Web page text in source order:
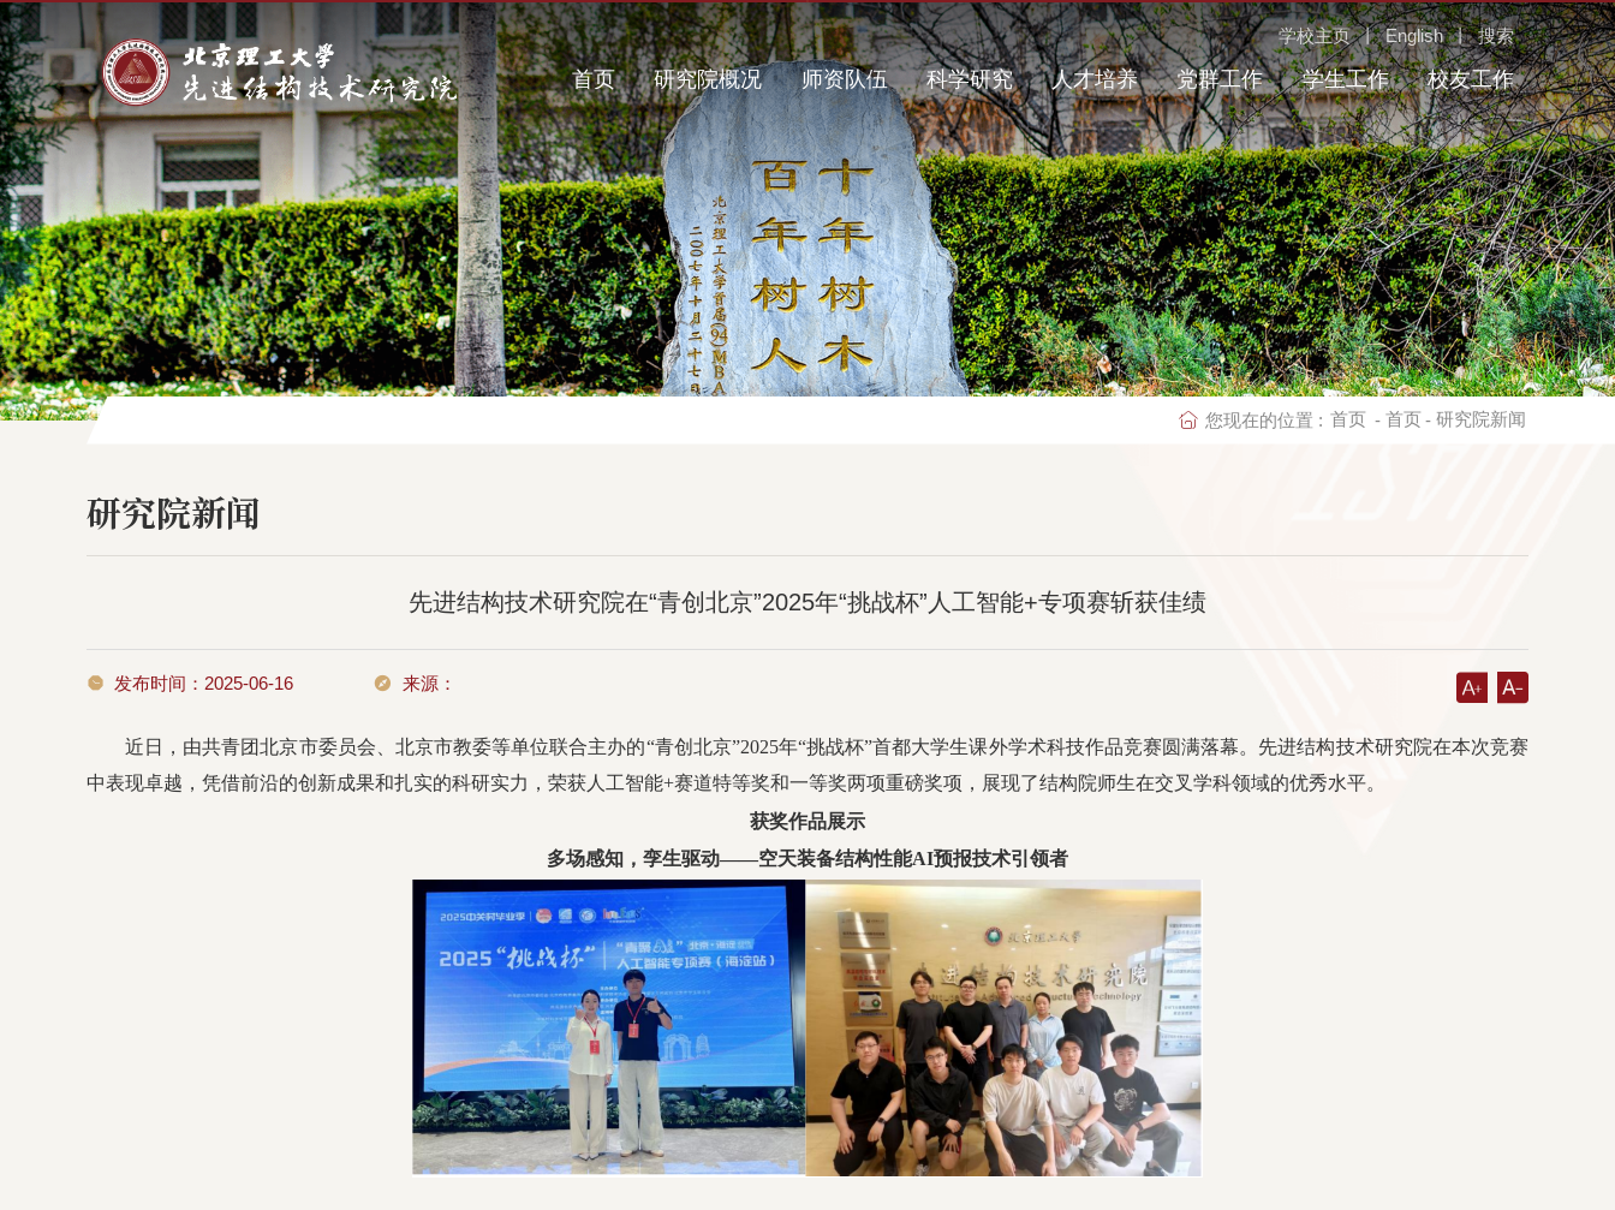
学校主页 丨 English 丨 搜索
首页 研究院概况 师资队伍 科学研究 人才培养 党群工作 学生工作 校友工作
您现在的位置 : 首页 - 首页 - 研究院新闻
研究院新闻
先进结构技术研究院在“青创北京”2025年“挑战杯”人工智能+专项赛斩获佳绩
发布时间：2025-06-16 来源：
近日，由共青团北京市委员会、北京市教委等单位联合主办的“青创北京”2025年“挑战杯”首都大学生课外学术科技作品竞赛圆满落幕。先进结构技术研究院在本次竞赛
中表现卓越，凭借前沿的创新成果和扎实的科研实力，荣获人工智能+赛道特等奖和一等奖两项重磅奖项，展现了结构院师生在交叉学科领域的优秀水平。
获奖作品展示
多场感知，孪生驱动——空天装备结构性能AI预报技术引领者